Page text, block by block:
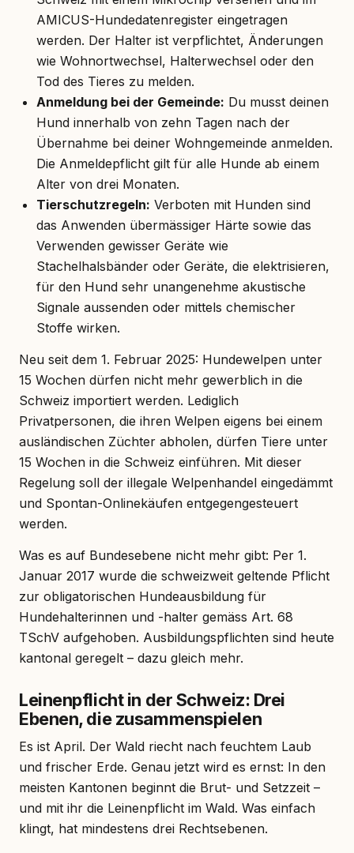
AMICUS-Hundedatenregister eingetragen
werden. Der Halter ist verpflichtet, Änderungen
wie Wohnortwechsel, Halterwechsel oder den
Tod des Tieres zu melden.
Anmeldung bei der Gemeinde: Du musst deinen
Hund innerhalb von zehn Tagen nach der
Übernahme bei deiner Wohngemeinde anmelden.
Die Anmeldepflicht gilt für alle Hunde ab einem
Alter von drei Monaten.
Tierschutzregeln: Verboten mit Hunden sind
das Anwenden übermässiger Härte sowie das
Verwenden gewisser Geräte wie
Stachelhalsbänder oder Geräte, die elektrisieren,
für den Hund sehr unangenehme akustische
Signale aussenden oder mittels chemischer
Stoffe wirken.
Neu seit dem 1. Februar 2025: Hundewelpen unter
15 Wochen dürfen nicht mehr gewerblich in die
Schweiz importiert werden. Lediglich
Privatpersonen, die ihren Welpen eigens bei einem
ausländischen Züchter abholen, dürfen Tiere unter
15 Wochen in die Schweiz einführen. Mit dieser
Regelung soll der illegale Welpenhandel eingedämmt
und Spontan-Onlinekäufen entgegengesteuert
werden.
Was es auf Bundesebene nicht mehr gibt: Per 1.
Januar 2017 wurde die schweizweit geltende Pflicht
zur obligatorischen Hundeausbildung für
Hundehalterinnen und -halter gemäss Art. 68
TSchV aufgehoben. Ausbildungspflichten sind heute
kantonal geregelt – dazu gleich mehr.
Leinenpflicht in der Schweiz: Drei
Ebenen, die zusammenspielen
Es ist April. Der Wald riecht nach feuchtem Laub
und frischer Erde. Genau jetzt wird es ernst: In den
meisten Kantonen beginnt die Brut- und Setzzeit –
und mit ihr die Leinenpflicht im Wald. Was einfach
klingt, hat mindestens drei Rechtsebenen.